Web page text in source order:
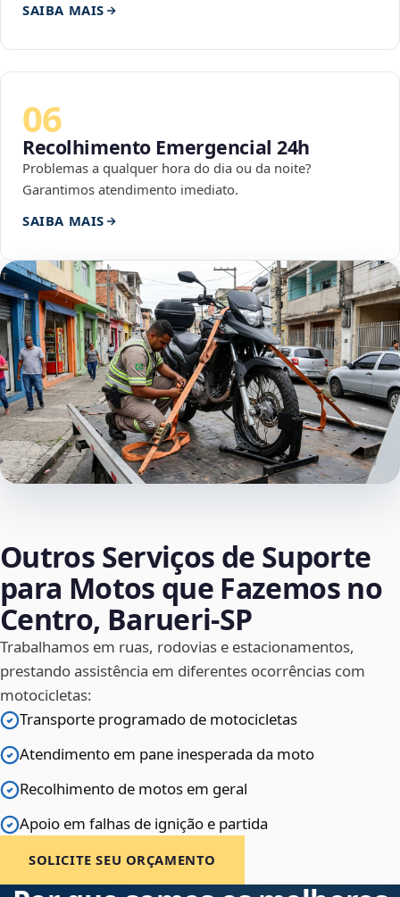
SAIBA MAIS
06
Recolhimento Emergencial 24h
Problemas a qualquer hora do dia ou da noite?
Garantimos atendimento imediato.
SAIBA MAIS
Outros Serviços de Suporte
para Motos que Fazemos no
Centro, Barueri‑SP
Trabalhamos em ruas, rodovias e estacionamentos,
prestando assistência em diferentes ocorrências com
motocicletas:
Transporte programado de motocicletas
Atendimento em pane inesperada da moto
Recolhimento de motos em geral
Apoio em falhas de ignição e partida
SOLICITE SEU ORÇAMENTO